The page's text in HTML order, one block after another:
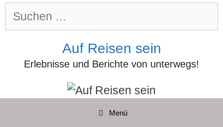
Zum
Inhalt
Suchen
Auf Reisen sein
Erlebnisse und Berichte von unterwegs!
Menü